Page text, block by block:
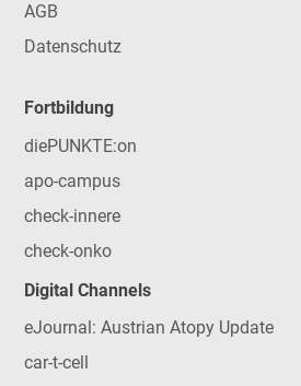
AGB
Datenschutz
Fortbildung
diePUNKTE:on
apo-campus
check-innere
check-onko
Digital Channels
eJournal: Austrian Atopy Update
car-t-cell